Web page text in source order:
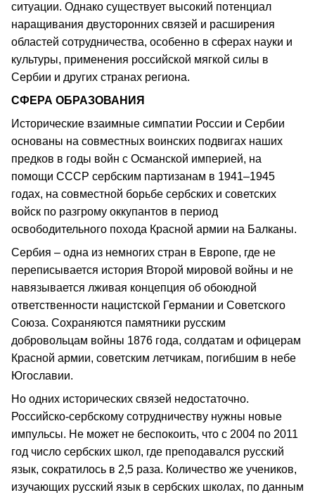
ситуации. Однако существует высокий потенциал
наращивания двусторонних связей и расширения
областей сотрудничества, особенно в сферах науки и
культуры, применения российской мягкой силы в
Сербии и других странах региона.
СФЕРА ОБРАЗОВАНИЯ
Исторические взаимные симпатии России и Сербии
основаны на совместных воинских подвигах наших
предков в годы войн с Османской империей, на
помощи СССР сербским партизанам в 1941–1945
годах, на совместной борьбе сербских и советских
войск по разгрому оккупантов в период
освободительного похода Красной армии на Балканы.
Сербия – одна из немногих стран в Европе, где не
переписывается история Второй мировой войны и не
навязывается лживая концепция об обоюдной
ответственности нацистской Германии и Советского
Союза. Сохраняются памятники русским
добровольцам войны 1876 года, солдатам и офицерам
Красной армии, советским летчикам, погибшим в небе
Югославии.
Но одних исторических связей недостаточно.
Российско-сербскому сотрудничеству нужны новые
импульсы. Не может не беспокоить, что с 2004 по 2011
год число сербских школ, где преподавался русский
язык, сократилось в 2,5 раза. Количество же учеников,
изучающих русский язык в сербских школах, по данным